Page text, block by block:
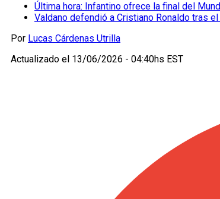
Última hora: Infantino ofrece la final del
Valdano defendió a Cristiano Ronaldo tras
Por Lucas Cárdenas Utrilla
Actualizado el 13/06/2026 - 04:40hs EST